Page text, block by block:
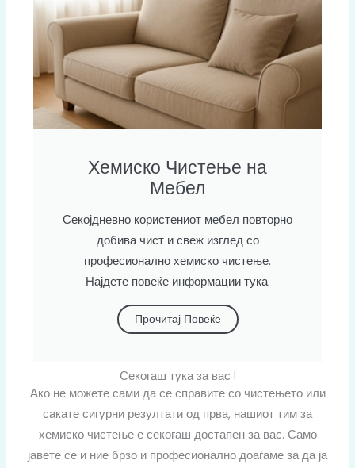
Хемиско Чистење на
Мебел
Секојдневно користениот мебел повторно
добива чист и свеж изглед со
професионално хемиско чистење.
Најдете повеќе информации тука.
Прочитај Повеќе
Секогаш тука за вас !
Ако не можете сами да се справите со чистењето или
сакате сигурни резултати од прва, нашиот тим за
хемиско чистење е секогаш достапен за вас. Само
јавете се и ние брзо и професионално доаѓаме за да ја